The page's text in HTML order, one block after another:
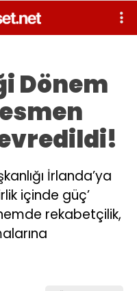
Dönem
İrlanda’ya
içinde güç’
rekabetçilik,